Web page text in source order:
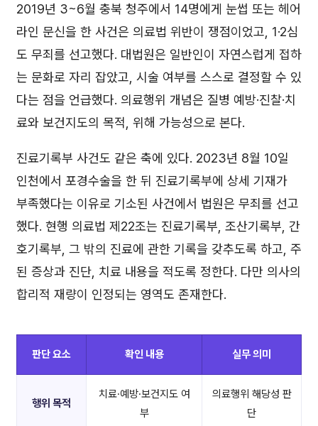
2019년 3~6월 충북 청주에서 14명에게 눈썹 또는 헤어
라인 문신을 한 사건은 의료법 위반이 쟁점이었고, 1·2심
도 무죄를 선고했다. 대법원은 일반인이 자연스럽게 접하
는 문화로 자리 잡았고, 시술 여부를 스스로 결정할 수 있
다는 점을 언급했다. 의료행위 개념은 질병 예방·진찰·치
료와 보건지도의 목적, 위해 가능성으로 본다.
진료기록부 사건도 같은 축에 있다. 2023년 8월 10일
인천에서 포경수술을 한 뒤 진료기록부에 상세 기재가
부족했다는 이유로 기소된 사건에서 법원은 무죄를 선고
했다. 현행 의료법 제22조는 진료기록부, 조산기록부, 간
호기록부, 그 밖의 진료에 관한 기록을 갖추도록 하고, 주
된 증상과 진단, 치료 내용을 적도록 정한다. 다만 의사의
합리적 재량이 인정되는 영역도 존재한다.
판단 요소 확인 내용 실무 의미
행위 목적
치료·예방·보건지도 여
부
의료행위 해당성 판
단